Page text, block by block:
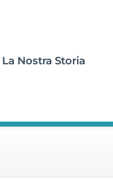
La Nostra Storia